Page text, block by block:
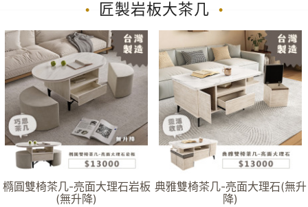
匠製岩板大茶几
橢圓雙椅茶几-亮面大理石岩板
(無升降)
典雅雙椅茶几-亮面大理石(無升
降)